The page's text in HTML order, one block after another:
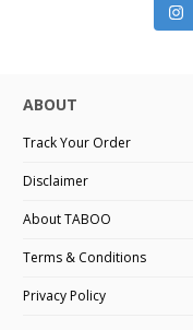
ABOUT
Track Your Order
Disclaimer
About TABOO
Terms & Conditions
Privacy Policy